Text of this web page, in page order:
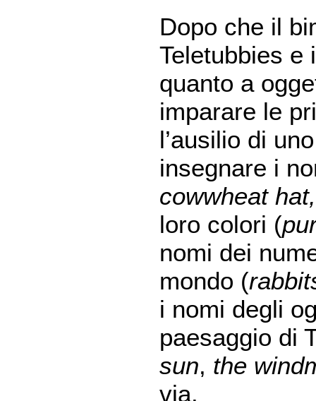
Dopo che il
Teletubbies e
quanto a
imparare le
l’ausilio di
insegnare i
cowwheat
loro colori (
nomi dei
mondo (
i nomi degli
paesaggio di
sun, the
via.